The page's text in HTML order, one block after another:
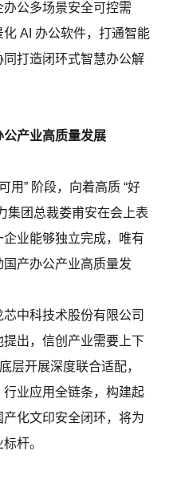
公多场景安全可控需
AI 办公软件，打通智能
打造闭环式智慧办公解
产业高质量发展
用” 阶段，向着高质 “好
集团总裁娄甫安在会上表
业能够独立完成，唯有
产办公产业高质量发
中科技术股份有限公司
出，信创产业需要上下
层开展深度联合适配，
业应用全链条，构建起
化文印安全闭环，将为
杆。